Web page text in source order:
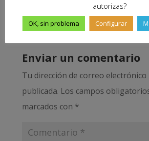
Enviar un comentario
Tu dirección de correo electrónico
publicada. Los campos
marcados con *
autorizas?
OK, sin problema Configurar